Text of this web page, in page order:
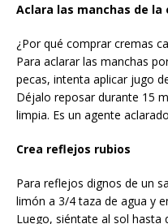
Aclara las manchas de la
¿Por qué comprar cremas
Para aclarar las manchas
pecas, intenta aplicar jugo
Déjalo reposar durante 15
limpia. Es un agente
Crea reflejos rubios
Para reflejos dignos de un
limón a 3/4 taza de agua y
Luego, siéntate al sol hasta